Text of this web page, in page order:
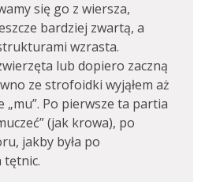
się go z wiersza,
bardziej zwartą, a
wzrasta.
lub dopiero zaczną
ze strofoidki wyjąłem aż
Po pierwsze ta partia
(jak krowa), po
jakby była po